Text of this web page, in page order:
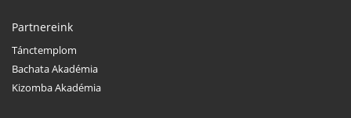
Partnereink
Tánctemplom
Bachata Akadémia
Kizomba Akadémia